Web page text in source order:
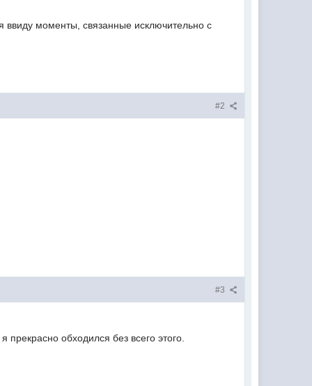
ввиду моменты, связанные исключительно с
#2
#3
обходился без всего этого.